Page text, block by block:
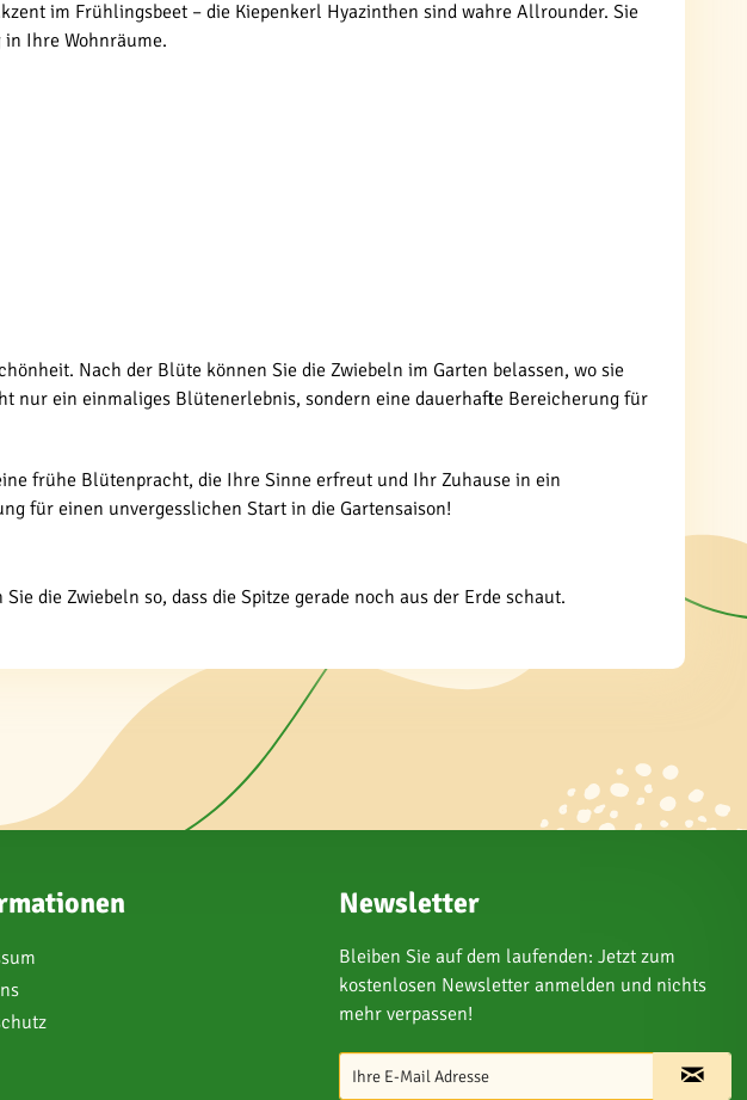
im Frühlingsbeet – die Kiepenkerl Hyazinthen sind wahre Allrounder. Sie
Ihre Wohnräume.
Nach der Blüte können Sie die Zwiebeln im Garten belassen, wo sie
nur ein einmaliges Blütenerlebnis, sondern eine dauerhafte Bereicherung für
frühe Blütenpracht, die Ihre Sinne erfreut und Ihr Zuhause in ein
für einen unvergesslichen Start in die Gartensaison!
die Zwiebeln so, dass die Spitze gerade noch aus der Erde schaut.
Newsletter
Bleiben Sie auf dem laufenden: Jetzt zum
kostenlosen Newsletter anmelden und nichts
mehr verpassen!